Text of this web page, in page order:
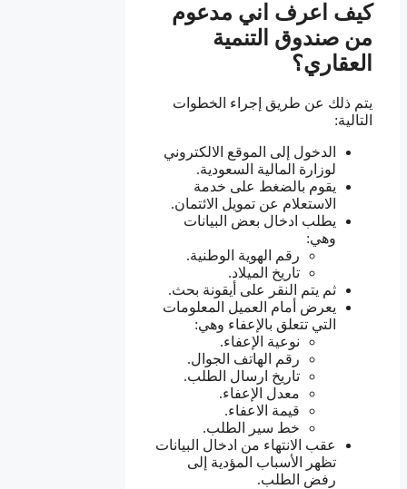
كيف اعرف اني مدعوم
من صندوق التنمية
العقاري؟
يتم ذلك عن طريق إجراء الخطوات
التالية:
الدخول إلى الموقع الالكتروني
لوزارة المالية السعودية.
يقوم بالضغط على خدمة
الاستعلام عن تمويل الائتمان.
يطلب ادخال بعض البيانات
وهي:
رقم الهوية الوطنية.
تاريخ الميلاد.
ثم يتم النقر على أيقونة بحث.
يعرض أمام العميل المعلومات
التي تتعلق بالإعفاء وهي:
نوعية الإعفاء.
رقم الهاتف الجوال.
تاريخ ارسال الطلب.
معدل الإعفاء.
قيمة الاعفاء.
خط سير الطلب.
عقب الانتهاء من ادخال البيانات
تظهر الأسباب المؤدية إلى
رفض الطلب.